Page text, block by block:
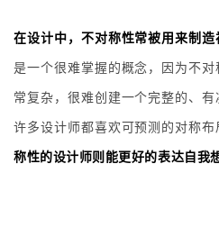
在设计中，不对称性常被用来制造
是一个很难掌握的概念，因为不
常复杂，很难创建一个完整的、
许多设计师都喜欢可预测的对称布
称性的设计师则能更好的表达自我